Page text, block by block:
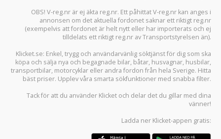
OBS! V-reg.nr är ej äkta reg.nr. Ett påhittat V-reg.nr kan anges i
annonsen om det aktuella fordonet saknar ett riktigt reg.nr
(exempelvis att fordonet är helt nytt eller har importerats och ej
tilldelats ett riktigt reg.nr av Transportstyrelsen än).
Klicket.se: Enkel, trygg och användarvänlig söktjänst för dig som ska
köpa och sälja nya och begagnade bilar, båtar, husvagnar, husbilar,
transportbilar, motorcyklar eller andra fordon från hela Sverige. Hitta
bäst priser. Upplev våra smarta sökfunktioner med snabba filter.
Tack för att du använder Klicket och delar det du gillar med dina
vänner!
Ladda ner Klicket-appen gratis: